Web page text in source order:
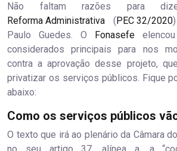
Não faltam razões para
Reforma Administrativa ( PEC 32/2020
Paulo Guedes. O
Fonasefe
considerados principais para nos
contra a aprovação desse projeto,
privatizar os serviços públicos. Fique
abaixo:
Como os serviços públicos
O texto que irá ao plenário da Câmara